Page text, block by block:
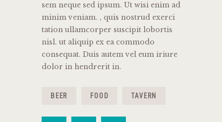
sem neque sed ipsum. Ut wisi enim ad
minim veniam. , quis nostrud exerci
tation ullamcorper suscipit lobortis
nisl. ut aliquip ex ea commodo
consequat. Duis autem vel eum iriure
dolor in hendrerit in.
BEER FOOD TAVERN